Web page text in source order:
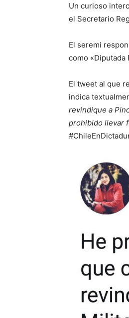
Un curioso
el Secretario
El seremi
como «Diputada
El tweet al que
indica
revindique a
prohibido llevar